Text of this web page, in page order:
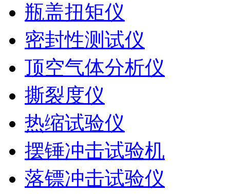
瓶盖扭矩仪
密封性测试仪
顶空气体分析仪
撕裂度仪
热缩试验仪
摆锤冲击试验机
落镖冲击试验仪